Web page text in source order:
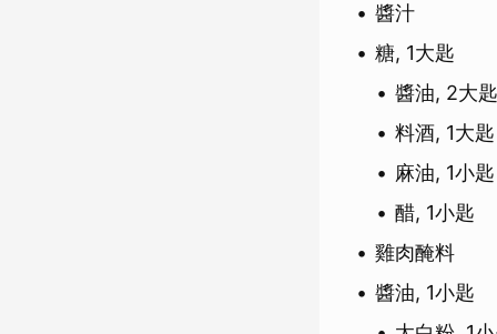
醬汁
糖, 1大匙
醬油, 2大匙
料酒, 1大匙
麻油, 1小匙
醋, 1小匙
雞肉醃料
醬油, 1小匙